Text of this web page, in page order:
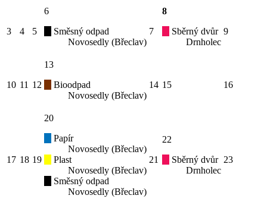
3 4 5
6
Směsný odpad
Novosedly (Břeclav)
7
8
Sběrný dvůr
Drnholec
9
10 11 12
13
Bioodpad
Novosedly (Břeclav)
14 15 16
17 18 19
20
Papír
Novosedly (Břeclav)
Plast
Novosedly (Břeclav)
Směsný odpad
Novosedly (Břeclav)
21
22
Sběrný dvůr
Drnholec
23